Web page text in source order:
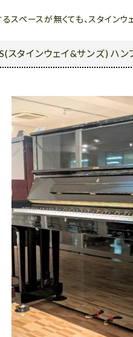
スペースが無くても、スタインウ
スタインウェイ&サンズ) ハ